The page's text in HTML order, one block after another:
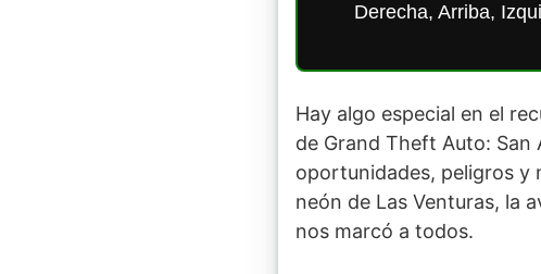
Derecha, Arriba,
Hay algo especial en el
de Grand Theft Auto: San
oportunidades, peligros y
neón de Las Venturas, la
nos marcó a todos.